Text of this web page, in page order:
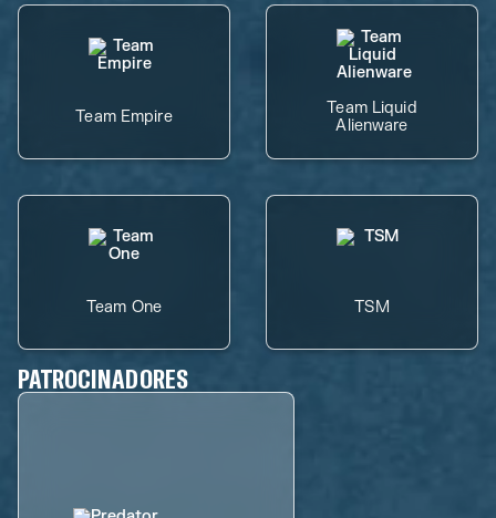
Team Empire
Team Liquid
Alienware
Team One TSM
PATROCINADORES